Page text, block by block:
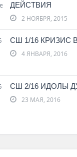
0 Comments
ДЕЙСТВИЯ
2 НОЯБРЯ, 2015
СШ 1/16 КРИЗИС
4 ЯНВАРЯ, 2016
СШ 2/16 ИДОЛЫ
23 МАЯ, 2016